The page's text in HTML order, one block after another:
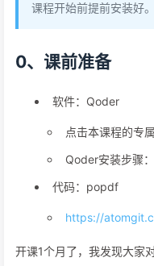
课程开始前提前安装好。
0、课前准备
软件：Qoder
点击本课程的专
Qoder安装步骤：
代码：popdf
https://
开课1个月了，我发现大家